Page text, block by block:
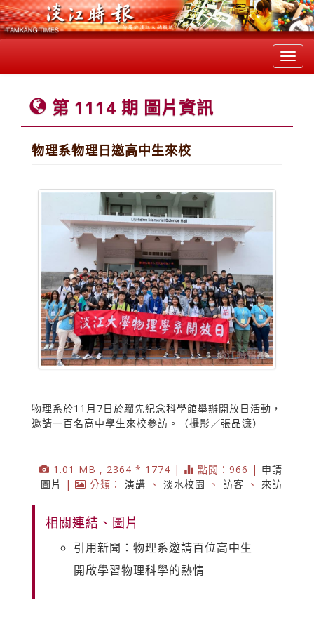
第 1114 期 圖片資訊
物理系物理日邀高中生來校
物理系於11月7日於騮先紀念科學館舉辦開放日活動，
邀請一百名高中學生來校參訪。（攝影／張品濂）
1.01 MB , 2364 * 1774 | 點閱：966 | 申請
圖片
| 分類： 演講 、 淡水校園 、 訪客 、 來訪
相關連結、圖片
引用新聞：物理系邀請百位高中生
開啟學習物理科學的熱情